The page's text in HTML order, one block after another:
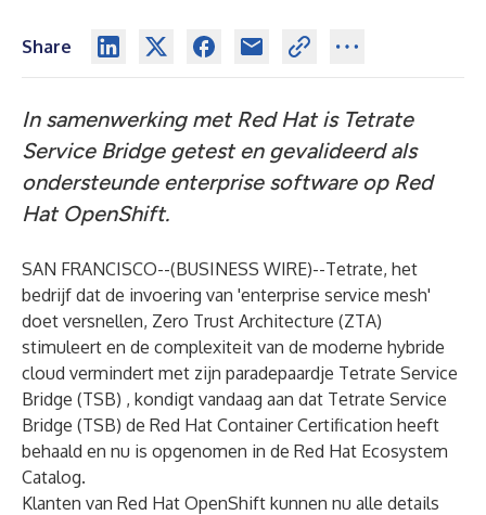
Share
In samenwerking met Red Hat is Tetrate
Service Bridge getest en gevalideerd als
ondersteunde enterprise software op Red
Hat OpenShift.
SAN FRANCISCO--(BUSINESS WIRE)--Tetrate, het
bedrijf dat de invoering van 'enterprise service mesh'
doet versnellen, Zero Trust Architecture (ZTA)
stimuleert en de complexiteit van de moderne hybride
cloud vermindert met zijn paradepaardje Tetrate Service
Bridge (TSB) , kondigt vandaag aan dat Tetrate Service
Bridge (TSB) de Red Hat Container Certification heeft
behaald en nu is opgenomen in de Red Hat Ecosystem
Catalog.
Klanten van Red Hat OpenShift kunnen nu alle details